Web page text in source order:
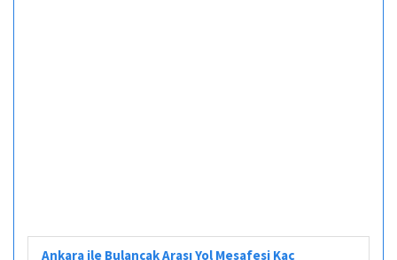
Ankara ile Bulancak Arası Yol Mesafesi Kaç